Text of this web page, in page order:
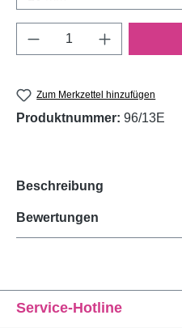
Produkt Anzahl:
Zum Merkzettel hinzufügen
Produktnummer: 96/13E
Beschreibung
Bewertungen
Service-Hotline